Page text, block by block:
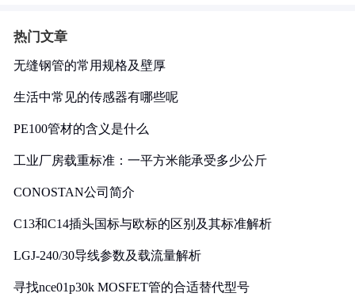
热门文章
无缝钢管的常用规格及壁厚
生活中常见的传感器有哪些呢
PE100管材的含义是什么
工业厂房载重标准：一平方米能承受多少公斤
CONOSTAN公司简介
C13和C14插头国标与欧标的区别及其标准解析
LGJ-240/30导线参数及载流量解析
寻找nce01p30k MOSFET管的合适替代型号